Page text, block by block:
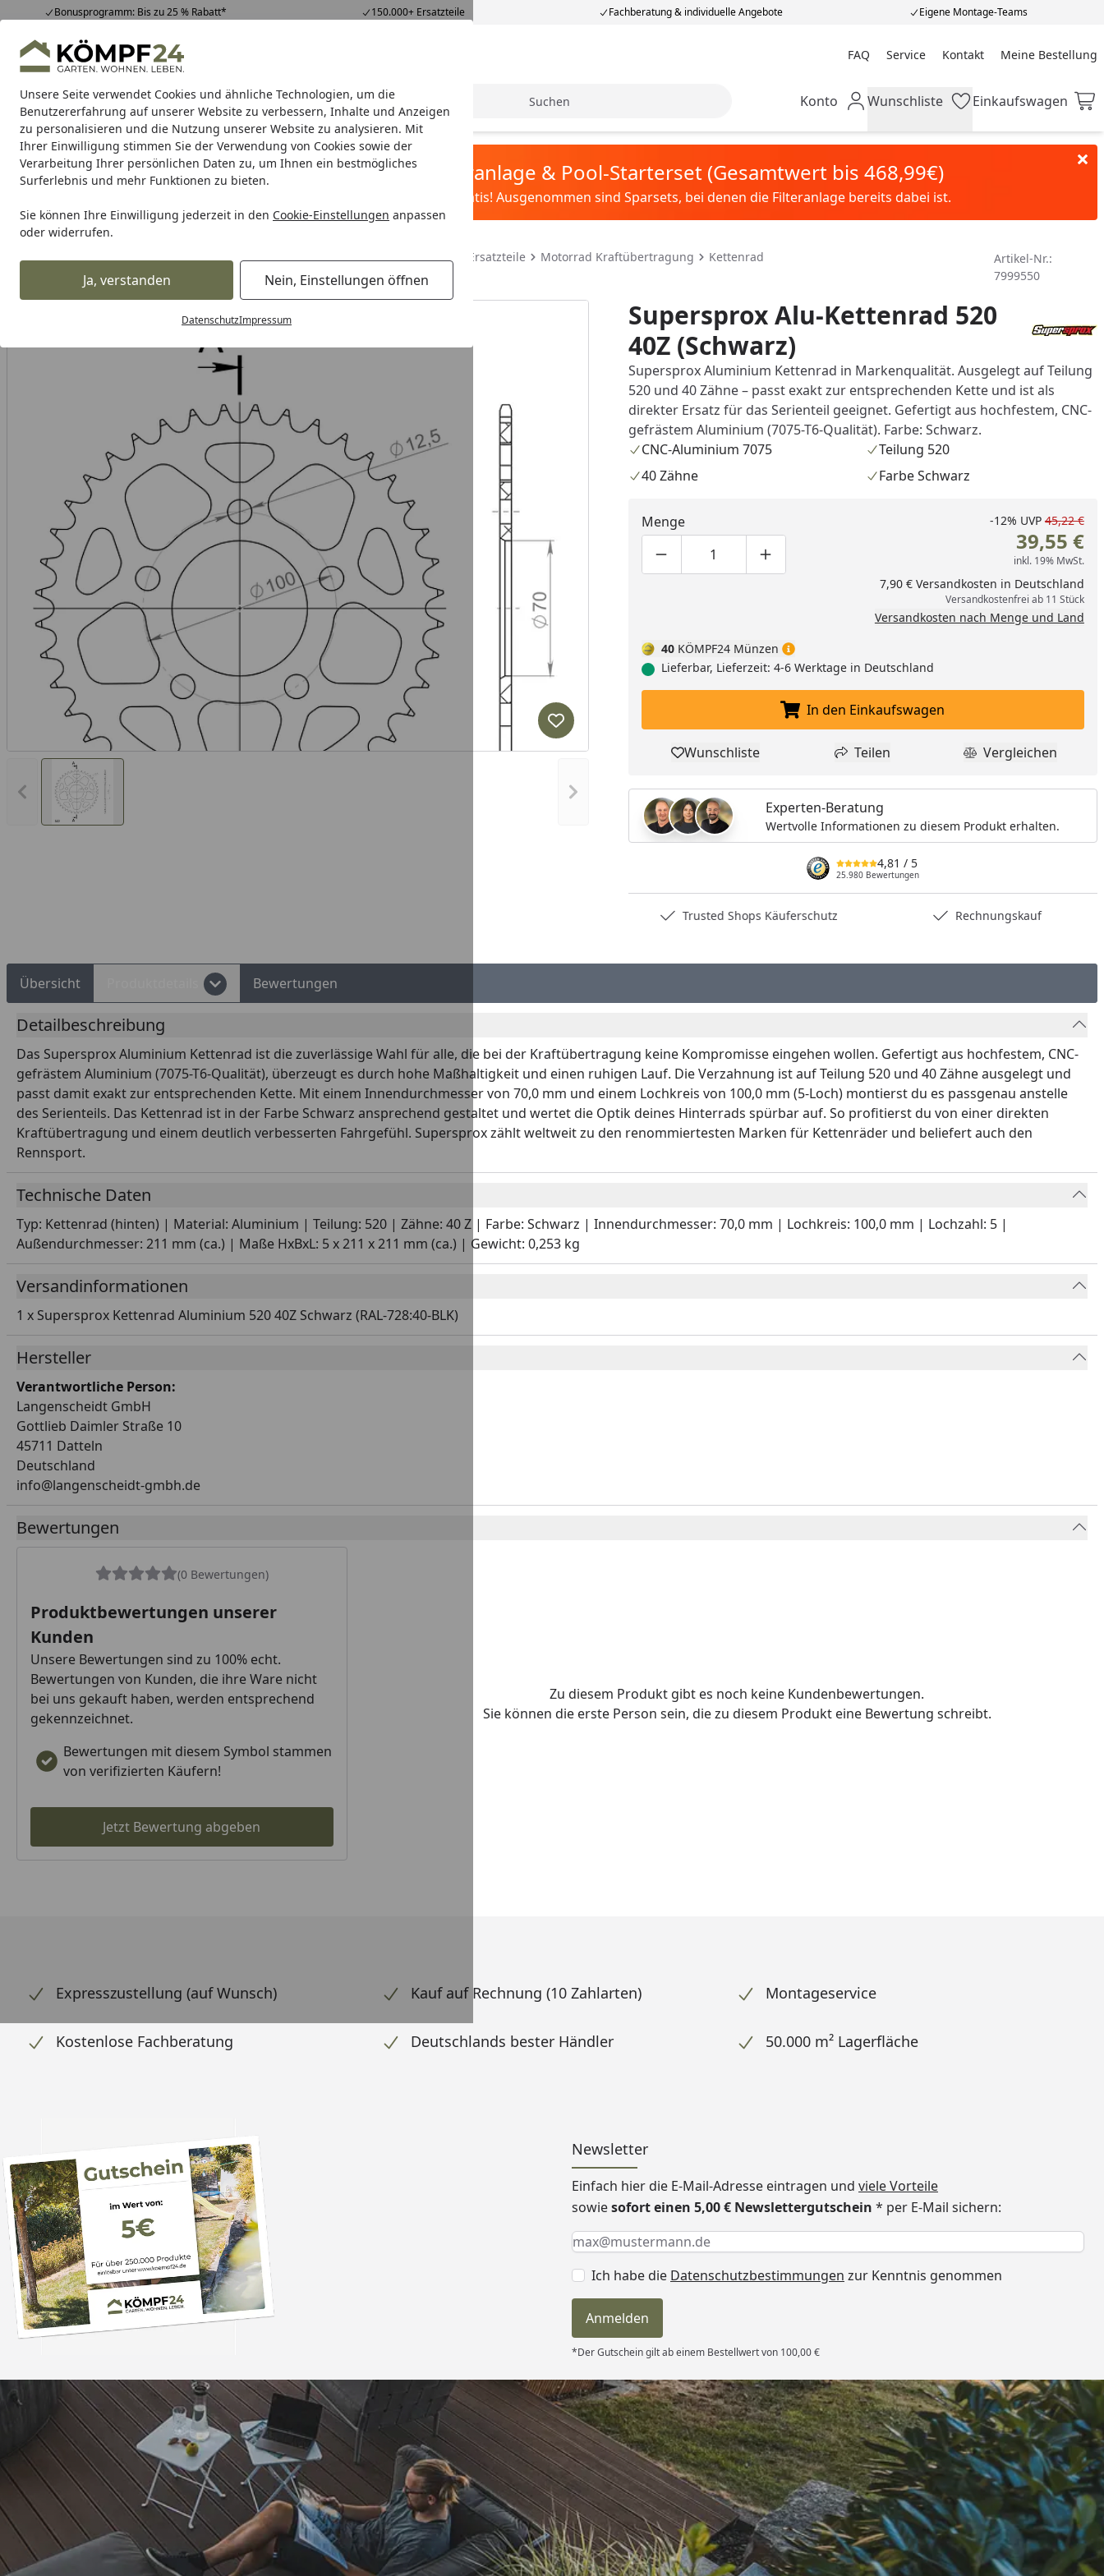
Unsere Seite verwendet Cookies und ähnliche Technologien, um die
Benutzererfahrung auf unserer Website zu verbessern, Inhalte und Anzeigen
zu personalisieren und die Nutzung unserer Website zu analysieren. Mit
Ihrer Einwilligung stimmen Sie der Verwendung von Cookies sowie der
Verarbeitung Ihrer persönlichen Daten zu, um Ihnen ein bestmögliches
Surferlebnis und mehr Funktionen zu bieten.
Sie können Ihre Einwilligung jederzeit in den Cookie-Einstellungen anpassen
oder widerrufen.
Ja, verstanden Nein, Einstellungen öffnen
DatenschutzImpressum
Bonusprogramm: Bis zu 25 % Rabatt* 150.000+ Ersatzteile Fachberatung & individuelle Angebote Eigene Montage-Teams
Hotline07051 / 9 22 22
Mo-Fr. 8-16 Uhr 25.980 Bewertungen FAQ Service Kontakt Meine Bestellung
Meine Bestellung
Alle Produkte
Alle ProdukteHighlights Tipps & Tricks Suche Mein Konto
Konto Wunschliste
Wunschliste Einkaufswagen
Einkaufswagen
Karibu Pools inkl. gratis Sandfilteranlage & Pool-Starterset (Gesamtwert bis 468,99€)
Dein Traumpool im Sorglos-Paket: Filter&Pflege gratis! Ausgenommen sind Sparsets, bei denen die Filteranlage bereits dabei ist.
Auto & Zweirad Motorradzubehör & Werkzeuge Motorradteile & Motorrad Ersatzteile Motorrad Kraftübertragung
Kettenrad
Supersprox Alu-Kettenrad 520 40Z (Schwarz)
Artikel-Nr.:
7999550
Vorheriges Bild anzeigen Nächstes Bild anzeigen
Produkt zur Wunschliste hinzufügen
Supersprox Alu-Kettenrad 520
40Z (Schwarz)
Supersprox Aluminium Kettenrad in Markenqualität. Ausgelegt auf Teilung
520 und 40 Zähne – passt exakt zur entsprechenden Kette und ist als
direkter Ersatz für das Serienteil geeignet. Gefertigt aus hochfestem, CNC-
gefrästem Aluminium (7075-T6-Qualität). Farbe: Schwarz.
CNC-Aluminium 7075
Teilung 520
40 Zähne
Farbe Schwarz
Menge
Produktmenge um eins verringern
Produktmenge manuell eingeben
Produktmenge um eins erhöhen
-12% UVP 45,22 €
39,55 €
inkl. 19% MwSt.
7,90 € Versandkosten in Deutschland
Versandkostenfrei ab 11 Stück
Versandkosten nach Menge und Land
40 KÖMPF24 Münzen
Lieferbar, Lieferzeit: 4-6 Werktage in Deutschland
In den Einkaufswagen legen
In den Einkaufswagen
Produkt zur Wunschliste hinzufügen
Wunschliste Teilen
Teilen Produkt
Vergleichen
Experten-Beratung
Wertvolle Informationen zu diesem Produkt erhalten.
4,81 / 5
25.980 Bewertungen
Trusted Shops Käuferschutz Rechnungskauf
Übersicht Bewertungen
Detailbeschreibung
Das Supersprox Aluminium Kettenrad ist die zuverlässige Wahl für alle, die bei der Kraftübertragung keine Kompromisse eingehen wollen. Gefertigt aus hochfestem, CNC-
gefrästem Aluminium (7075-T6-Qualität), überzeugt es durch hohe Maßhaltigkeit und einen ruhigen Lauf. Die Verzahnung ist auf Teilung 520 und 40 Zähne ausgelegt und
passt damit exakt zur entsprechenden Kette. Mit einem Innendurchmesser von 70,0 mm und einem Lochkreis von 100,0 mm (5-Loch) montierst du es passgenau anstelle
des Serienteils. Das Kettenrad ist in der Farbe Schwarz ansprechend gestaltet und wertet die Optik deines Hinterrads spürbar auf. So profitierst du von einer direkten
Kraftübertragung und einem deutlich verbesserten Fahrgefühl. Supersprox zählt weltweit zu den renommiertesten Marken für Kettenräder und beliefert auch den
Rennsport.
Technische Daten
Typ: Kettenrad (hinten) | Material: Aluminium | Teilung: 520 | Zähne: 40 Z | Farbe: Schwarz | Innendurchmesser: 70,0 mm | Lochkreis: 100,0 mm | Lochzahl: 5 |
Außendurchmesser: 211 mm (ca.) | Maße HxBxL: 5 x 211 x 211 mm (ca.) | Gewicht: 0,253 kg
Versandinformationen
1 x Supersprox Kettenrad Aluminium 520 40Z Schwarz (RAL-728:40-BLK)
Hersteller
Verantwortliche Person:
Langenscheidt GmbH
Gottlieb Daimler Straße 10
45711 Datteln
Deutschland
info@langenscheidt-gmbh.de
Bewertungen
(0 Bewertungen)
Produktbewertungen unserer
Kunden
Unsere Bewertungen sind zu 100% echt.
Bewertungen von Kunden, die ihre Ware nicht
bei uns gekauft haben, werden entsprechend
gekennzeichnet.
Bewertungen mit diesem Symbol stammen
von verifizierten Käufern!
Jetzt Bewertung abgeben
Zu diesem Produkt gibt es noch keine Kundenbewertungen.
Sie können die erste Person sein, die zu diesem Produkt eine Bewertung schreibt.
Expresszustellung (auf Wunsch) Kauf auf Rechnung (10 Zahlarten) Montageservice
Kostenlose Fachberatung Deutschlands bester Händler 50.000 m² Lagerfläche
Newsletter
Einfach hier die E-Mail-Adresse eintragen und viele Vorteile
sowiesofort einen 5,00 € Newslettergutschein * per E-Mail sichern:
Keine Eingabe erforderlich
Eingabe erforderlich
E-Mail *
Ich habe die Datenschutzbestimmungen zur Kenntnis genommen
Anmelden
*Der Gutschein gilt ab einem Bestellwert von 100,00 €
Trusted Shops
4,81/ 5
25.980 Bewertungen
„Alles perfekt und schnell
bearbeitet “
08.08.2026
Versand